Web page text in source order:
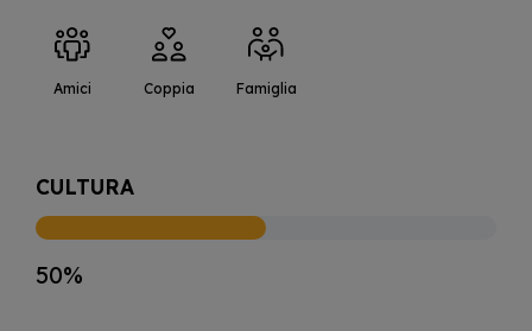
Amici Coppia Famiglia
CULTURA
50%